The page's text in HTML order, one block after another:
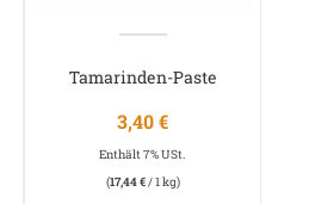
Tamarinden-Paste
3,40€
Enthält 7% USt.
(17,44€/ 1 kg)